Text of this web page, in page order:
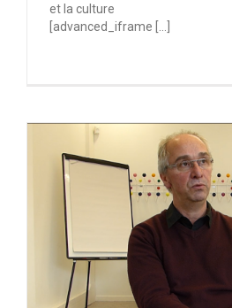
et la culture
[advanced_iframe […]